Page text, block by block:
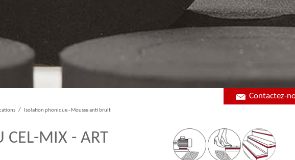
Contactez-
/ Isolation phonique - Mousse anti bruit
CEL-MIX - ART